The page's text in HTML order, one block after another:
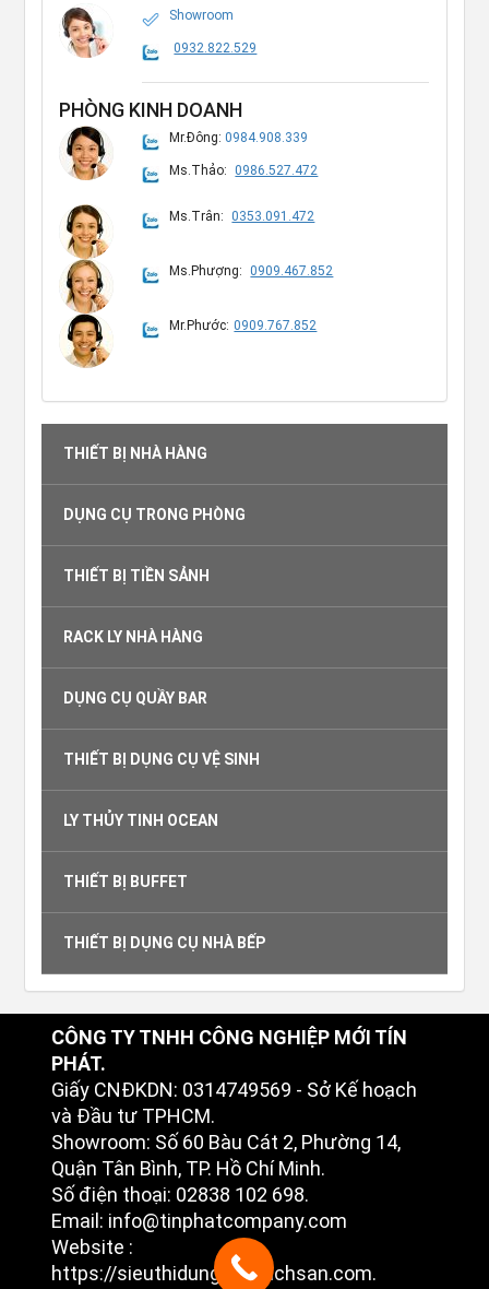
Showroom
0932.822.529
PHÒNG KINH DOANH
Mr.Đông:0984.908.339
Ms.Thảo: 0986.527.472
Ms.Trân: 0353.091.472
Ms.Phượng: 0909.467.852
Mr.Phước: 0909.767.852
THIẾT BỊ NHÀ HÀNG
DỤNG CỤ TRONG PHÒNG
THIẾT BỊ TIỀN SẢNH
RACK LY NHÀ HÀNG
DỤNG CỤ QUẦY BAR
THIẾT BỊ DỤNG CỤ VỆ SINH
LY THỦY TINH OCEAN
THIẾT BỊ BUFFET
THIẾT BỊ DỤNG CỤ NHÀ BẾP
CÔNG TY TNHH CÔNG NGHIỆP MỚI TÍN
PHÁT.
Giấy CNĐKDN: 0314749569 - Sở Kế hoạch
và Đầu tư TPHCM.
Showroom: Số 60 Bàu Cát 2, Phường 14,
Quận Tân Bình, TP. Hồ Chí Minh.
Số điện thoại: 02838 102 698.
Email: info@tinphatcompany.com
Website :
https://sieuthidungcukhachsan.com.